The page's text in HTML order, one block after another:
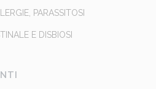
PARASSITOSI
E DISBIOSI